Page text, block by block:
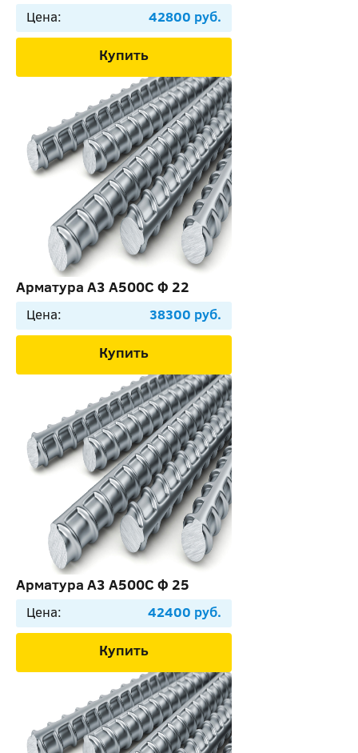
Цена: 42800 руб.
Купить
Арматура А3 А500С Ф 22
Цена: 38300 руб.
Купить
Арматура А3 А500С Ф 25
Цена: 42400 руб.
Купить